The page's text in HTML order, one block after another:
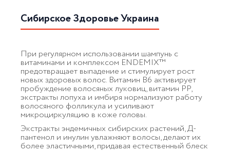
Сибирское Здоровье Украина
При регулярном использовании шампунь с
витаминами и комплексом ENDEMIX™
предотвращает выпадение и стимулирует рост
новых здоровых волос. Витамин В6 активирует
пробуждение волосяных луковиц, витамин РР,
экстракты лопуха и имбиря нормализуют работу
волосяного фолликула и усиливают
микроциркуляцию в коже головы.
Экстракты эндемичных сибирских растений, Д-
пантенол и инулин увлажняют волосы, делают их
более эластичными, придавая естественный блеск